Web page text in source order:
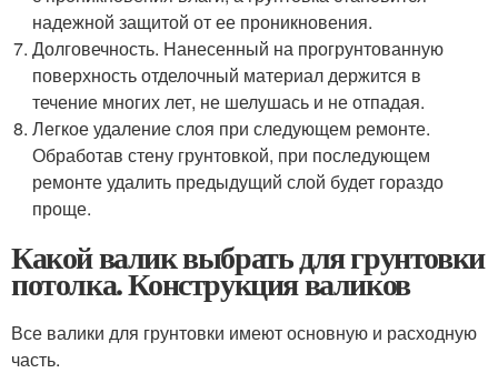
надежной защитой от ее проникновения.
Долговечность. Нанесенный на прогрунтованную
поверхность отделочный материал держится в
течение многих лет, не шелушась и не отпадая.
Легкое удаление слоя при следующем ремонте.
Обработав стену грунтовкой, при последующем
ремонте удалить предыдущий слой будет гораздо
проще.
Какой валик выбрать для грунтовки
потолка. Конструкция валиков
Все валики для грунтовки имеют основную и расходную
часть.